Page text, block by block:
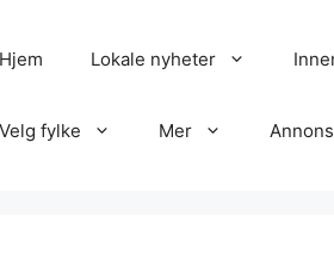
Hjem Lokale nyheter
Velg fylke Mer